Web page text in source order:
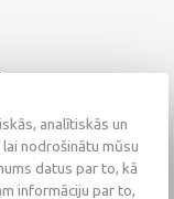
analītiskās un
nodrošinātu mūsu
datus par to, kā
informāciju par to,